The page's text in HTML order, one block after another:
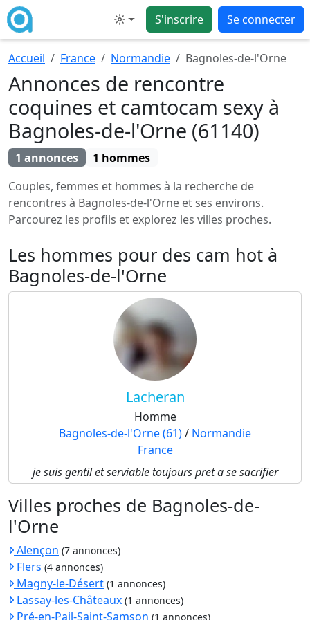
Mode S'inscrire Se connecter
Accueil France Normandie Bagnoles-de-l'Orne
Annonces de rencontre
coquines et camtocam sexy à
Bagnoles-de-l'Orne (61140)
1 annonces
1 hommes
Couples, femmes et hommes à la recherche de
rencontres à Bagnoles-de-l'Orne et ses environs.
Parcourez les profils et explorez les villes proches.
Les hommes pour des cam hot à
Bagnoles-de-l'Orne
Lacheran
Homme
Bagnoles-de-l'Orne (61)/ Normandie
France
je suis gentil et serviable toujours pret a se sacrifier
Villes proches de Bagnoles-de-
l'Orne
Alençon (7 annonces)
Flers (4 annonces)
Magny-le-Désert (1 annonces)
Lassay-les-Châteaux (1 annonces)
Pré-en-Pail-Saint-Samson (1 annonces)